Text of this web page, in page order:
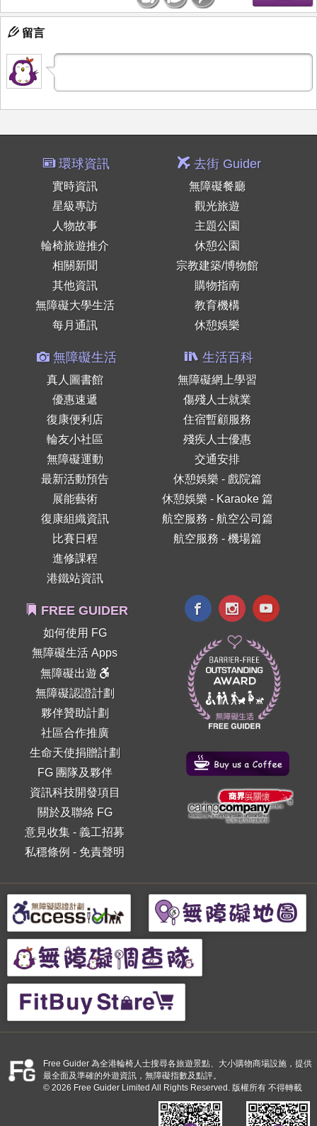
留言
環球資訊
實時資訊
星級專訪
人物故事
輪椅旅遊推介
相關新聞
其他資訊
無障礙大學生活
每月通訊
去街 Guider
無障礙餐廳
觀光旅遊
主題公園
休憩公園
宗教建築/博物館
購物指南
教育機構
休憩娛樂
無障礙生活
真人圖書館
優惠速遞
復康便利店
輪友小社區
無障礙運動
最新活動預告
展能藝術
復康組織資訊
比賽日程
進修課程
港鐵站資訊
生活百科
無障礙網上學習
傷殘人士就業
住宿暫顧服務
殘疾人士優惠
交通安排
休憩娛樂 - 戲院篇
休憩娛樂 - Karaoke 篇
航空服務 - 航空公司篇
航空服務 - 機場篇
FREE GUIDER
如何使用 FG
無障礙生活 Apps
無障礙出遊
無障礙認證計劃
夥伴贊助計劃
社區合作推廣
生命天使捐贈計劃
FG 團隊及夥伴
資訊科技開發項目
關於及聯絡 FG
意見收集 -義工招募
私穩條例 - 免責聲明
Free Guider 為全港輪椅人士搜尋各旅遊景點、大小購物商場設施，提供
最全面及準確的外遊資訊，無障礙指數及點評。
© 2026 Free Guider Limited All Rights Reserved. 版權所有 不得轉載